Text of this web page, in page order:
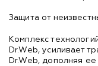
Защита от
Комплекс
Dr.Web, усиливает
Dr.Web, дополняя